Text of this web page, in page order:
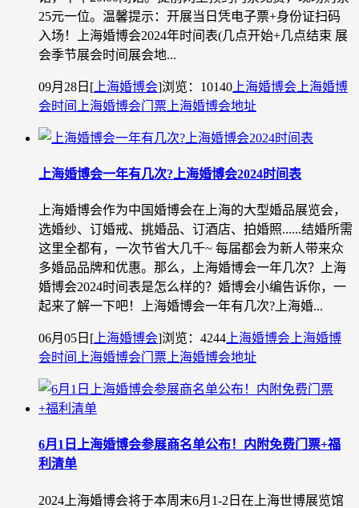
25元一位。温馨提示：开展当日凭电子票+身份证扫码
入场！上海婚博会2024年时间表(几点开始+几点结束 展
会季节展会时间展会地...
09月28日 [ 上海婚博会]浏览：10140 上海婚博会 上海婚博
会时间
上海婚博会门票 上海婚博会地址
上海婚博会一年有几次?上海婚博会2024时间表
上海婚博会作为中国婚博会在上海的大型婚品展览会，
选婚纱、订婚戒、挑婚品、订酒店、拍婚照......结婚所需
这里全都有，一次节省大几千~ 每届都会为新人带来众
多婚品品牌和优惠。那么，上海婚博会一年几次？上海
婚博会2024时间表是怎么样的？婚博会小编告诉你，一
起来了解一下吧！上海婚博会一年有几次?上海婚...
06月05日 [ 上海婚博会]浏览：4244 上海婚博会 上海婚博
会时间
上海婚博会门票 上海婚博会地址
6月1日上海婚博会参展商名单公布！内附免费门票+福
利清单
2024上海婚博会将于本周末6月1-2日在上海世博展览馆